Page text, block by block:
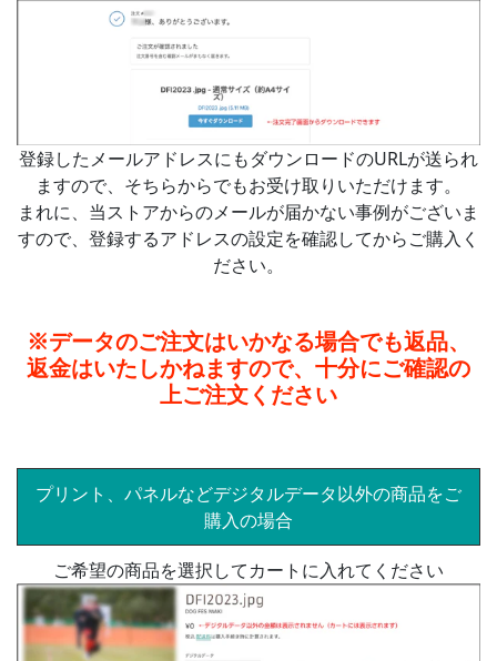
登録したメールアドレスにもダウンロードのURLが送られ
ますので、そちらからでもお受け取りいただけます。
まれに、当ストアからのメールが届かない事例がございま
すので、登録するアドレスの設定を確認してからご購入く
ださい。
※データのご注文はいかなる場合でも返品、
返金はいたしかねますので、十分にご確認の
上ご注文ください
プリント、パネルなどデジタルデータ以外の商品をご
購入の場合
ご希望の商品を選択してカートに入れてください